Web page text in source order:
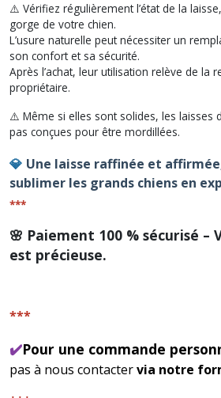
⚠️ Vérifiez régulièrement l’état de la
gorge de votre chien.
L’usure naturelle peut nécessiter un
son confort et sa sécurité.
Après l’achat, leur utilisation relève de la
propriétaire.
⚠️ Même si elles sont solides, les laisses
pas conçues pour être mordillées.
💎 Une laisse raffinée et
sublimer les grands chiens en
***
🌸 Paiement 100 % sécurisé –
est précieuse.
***
✔️Pour une commande
pas à nous contactervia notre